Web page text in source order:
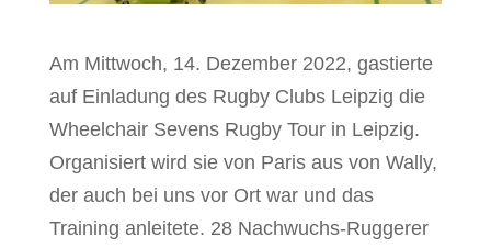
Am Mittwoch, 14. Dezember 2022, gastierte
auf Einladung des Rugby Clubs Leipzig die
Wheelchair Sevens Rugby Tour in Leipzig.
Organisiert wird sie von Paris aus von Wally,
der auch bei uns vor Ort war und das
Training anleitete. 28 Nachwuchs-Ruggerer